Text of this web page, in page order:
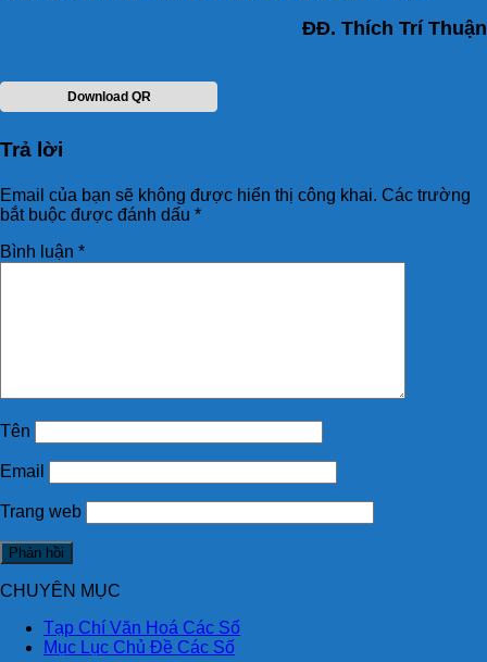
ĐĐ. Thích Trí Thuận
Download QR
Trả lời
Email của bạn sẽ không được hiển thị công khai. Các trường
bắt buộc được đánh dấu *
Bình luận *
Tên
Email
Trang web
CHUYÊN MỤC
Tạp Chí Văn Hoá Các Số
Mục Lục Chủ Đề Các Số